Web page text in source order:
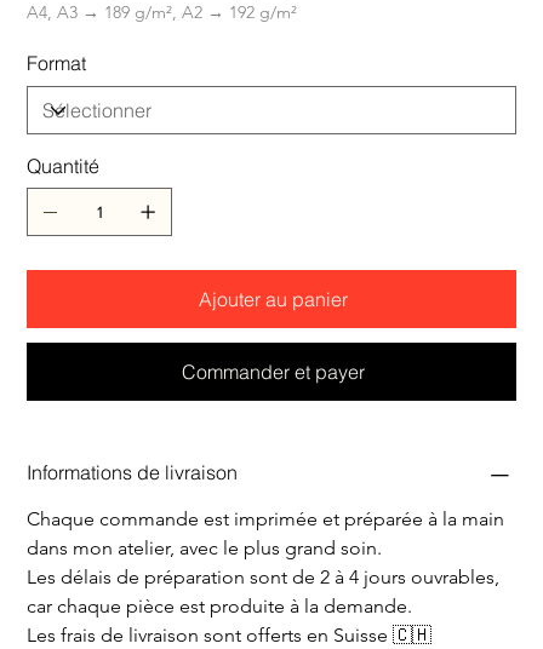
A4, A3 → 189 g/m², A2 → 192 g/m²
Format
Quantité
Ajouter au panier
Commander et payer
Informations de livraison
Chaque commande est imprimée et préparée à la main
dans mon atelier, avec le plus grand soin.
Les délais de préparation sont de 2 à 4 jours ouvrables,
car chaque pièce est produite à la demande.
Les frais de livraison sont offerts en Suisse 🇨🇭